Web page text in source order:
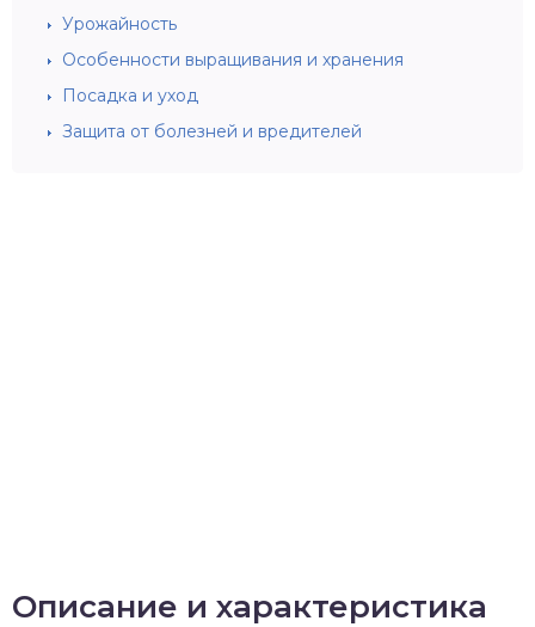
Урожайность
Особенности выращивания и хранения
Посадка и уход
Защита от болезней и вредителей
Описание и характеристика